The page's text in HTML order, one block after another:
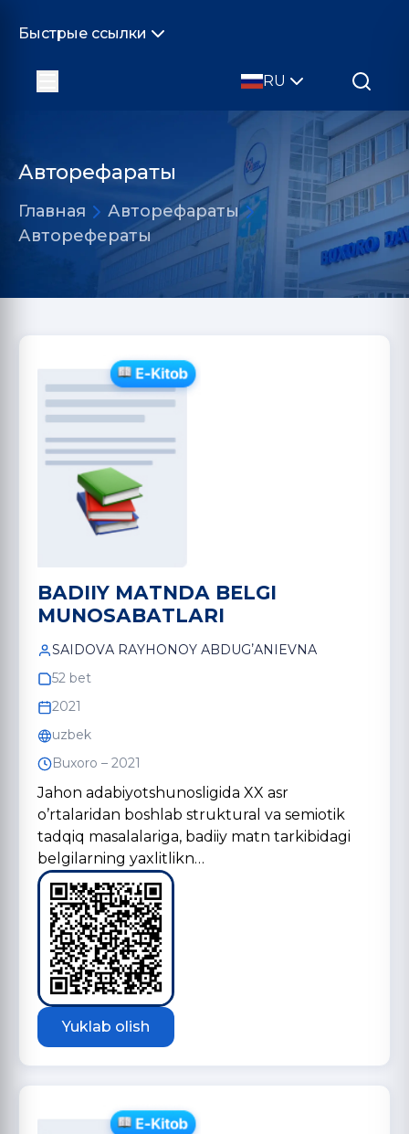
Быстрые ссылки
RU
Авторефараты
Главная
Авторефараты
Авторефераты
BАDIIY MАTNDА BELGI
MUNOSАBАTLАRI
SАIDOVА RАYHONOY АBDUGʼАNIEVNА
52 bet
2021
uzbek
Buxoro – 2021
Jahon adabiyotshunosligida XX asr
oʼrtalaridan boshlab struktural va semiotik
tadqiq masalalariga, badiiy matn tarkibidagi
belgilarning yaxlitlikn…
Yuklab olish